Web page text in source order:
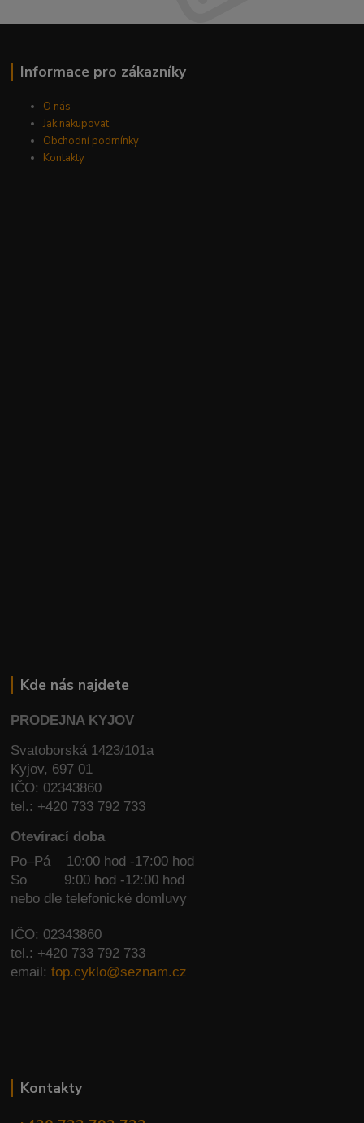
Informace pro zákazníky
O nás
Jak nakupovat
Obchodní podmínky
Kontakty
Kde nás najdete
PRODEJNA KYJOV
Svatoborská 1423/101a
Kyjov, 697 01
IČO: 02343860
tel.: +420 733 792 733
Otevírací doba
Po–Pá 10:00 hod -17:00 hod
So
9:00 hod -12:00 hod
nebo dle telefonické domluvy
IČO: 02343860
tel.: +420 733 792 733
email:top.cyklo@seznam.cz
Kontakty